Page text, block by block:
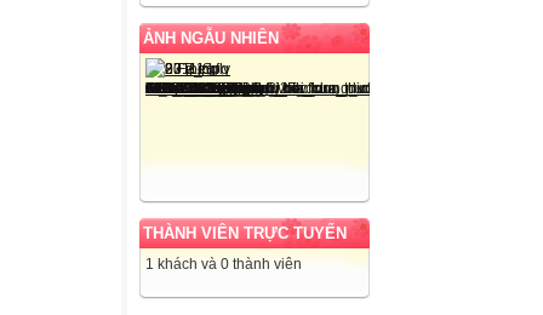
ẢNH NGẪU NHIÊN
THÀNH VIÊN TRỰC TUYẾN
1 khách và 0 thành viên